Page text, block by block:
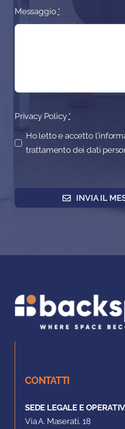
Messaggio *
Privacy Policy *
Ho letto e accetto
trattamento dei dati
INVIA IL
CONTATTI
SEDE LEGALE E
Via A. Maserati, 18